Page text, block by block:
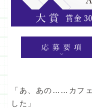
「あ、あの……カフ
した」